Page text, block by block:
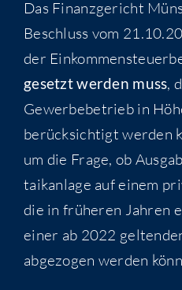
Das Finanz­ge­richt
Beschluss vom
der
ge­setzt wer­den muss,
Gewer­be­be­trieb in
berück­sich­tigt wer­den
um die Fra­ge, ob
ta­ik­an­la­ge auf einem
die in frü­he­ren Jah­ren
einer ab 2022
abge­zo­gen wer­den